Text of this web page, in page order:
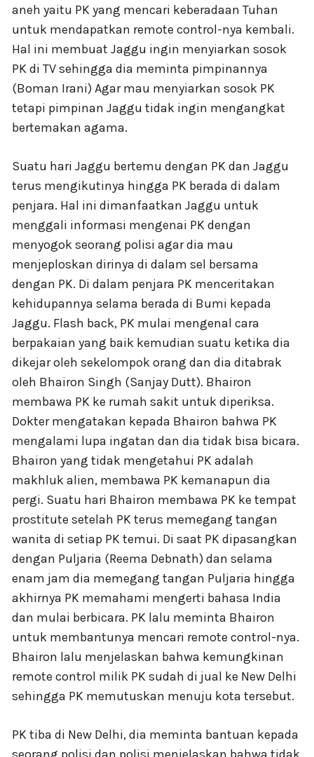
aneh yaitu PK yang mencari keberadaan Tuhan
untuk mendapatkan remote control-nya kembali.
Hal ini membuat Jaggu ingin menyiarkan sosok
PK di TV sehingga dia meminta pimpinannya
(Boman Irani) Agar mau menyiarkan sosok PK
tetapi pimpinan Jaggu tidak ingin mengangkat
bertemakan agama.
Suatu hari Jaggu bertemu dengan PK dan Jaggu
terus mengikutinya hingga PK berada di dalam
penjara. Hal ini dimanfaatkan Jaggu untuk
menggali informasi mengenai PK dengan
menyogok seorang polisi agar dia mau
menjeploskan dirinya di dalam sel bersama
dengan PK. Di dalam penjara PK menceritakan
kehidupannya selama berada di Bumi kepada
Jaggu. Flash back, PK mulai mengenal cara
berpakaian yang baik kemudian suatu ketika dia
dikejar oleh sekelompok orang dan dia ditabrak
oleh Bhairon Singh (Sanjay Dutt). Bhairon
membawa PK ke rumah sakit untuk diperiksa.
Dokter mengatakan kepada Bhairon bahwa PK
mengalami lupa ingatan dan dia tidak bisa bicara.
Bhairon yang tidak mengetahui PK adalah
makhluk alien, membawa PK kemanapun dia
pergi. Suatu hari Bhairon membawa PK ke tempat
prostitute setelah PK terus memegang tangan
wanita di setiap PK temui. Di saat PK dipasangkan
dengan Puljaria (Reema Debnath) dan selama
enam jam dia memegang tangan Puljaria hingga
akhirnya PK memahami mengerti bahasa India
dan mulai berbicara. PK lalu meminta Bhairon
untuk membantunya mencari remote control-nya.
Bhairon lalu menjelaskan bahwa kemungkinan
remote control milik PK sudah di jual ke New Delhi
sehingga PK memutuskan menuju kota tersebut.
PK tiba di New Delhi, dia meminta bantuan kepada